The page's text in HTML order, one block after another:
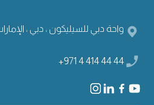
واحة دبي للسيليكون ، دبي ،
+971 4 414 44 44